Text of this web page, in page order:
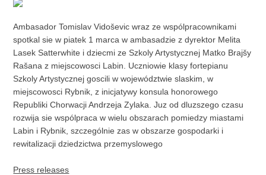
Ambasador Tomislav Vidoševic wraz ze wspólpracownikami
spotkal sie w piatek 1 marca w ambasadzie z dyrektor Melita
Lasek Satterwhite i dziecmi ze Szkoly Artystycznej Matko Brajšy
Rašana z miejscowosci Labin. Uczniowie klasy fortepianu
Szkoly Artystycznej goscili w województwie slaskim, w
miejscowosci Rybnik, z inicjatywy konsula honorowego
Republiki Chorwacji Andrzeja Zylaka. Juz od dluzszego czasu
rozwija sie wspólpraca w wielu obszarach pomiedzy miastami
Labin i Rybnik, szczególnie zas w obszarze gospodarki i
rewitalizacji dziedzictwa przemyslowego
Press releases